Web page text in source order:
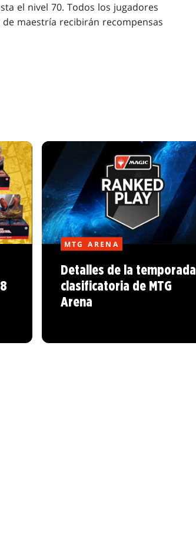
el nivel 70. Todos los jugadores
maestría recibirán recompensas
MTG ARENA
Detalles de la temporada
clasificatoria de MTG
Arena